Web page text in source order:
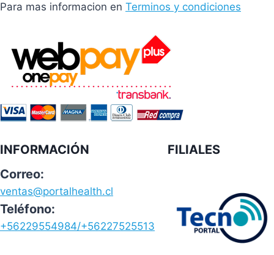
Para mas informacion en Terminos y condiciones
INFORMACIÓN
Correo:
ventas@portalhealth.cl
Teléfono:
+56229554984/+56227525513
FILIALES